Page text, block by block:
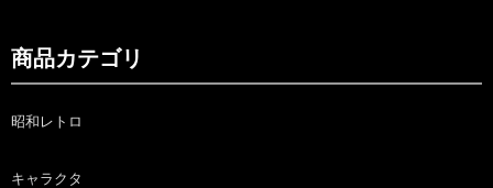
商品カテゴリ
昭和レトロ
キャラクタ